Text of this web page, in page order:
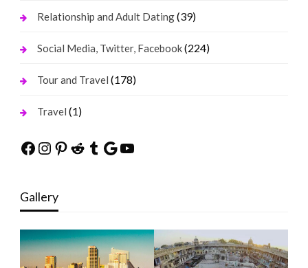
Relationship and Adult Dating(39)
Social Media, Twitter, Facebook(224)
Tour and Travel (178)
Travel (1)
Facebook
Instagram
Pinterest
Reddit
Tumblr
Google
YouTube
Gallery